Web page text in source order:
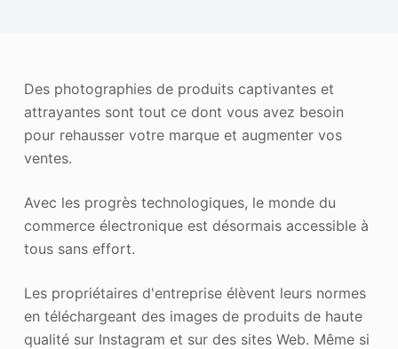
Des photographies de produits captivantes et
attrayantes sont tout ce dont vous avez besoin
pour rehausser votre marque et augmenter vos
ventes.
Avec les progrès technologiques, le monde du
commerce électronique est désormais accessible à
tous sans effort.
Les propriétaires d'entreprise élèvent leurs normes
en téléchargeant des images de produits de haute
qualité sur Instagram et sur des sites Web. Même si